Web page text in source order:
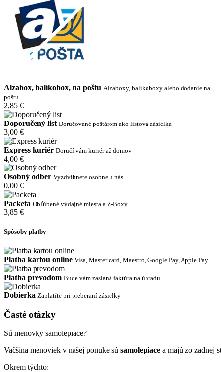
Alzabox, balíkobox, na poštu Alzaboxy, balíkoboxy alebo dodanie na
poštu
2,85 €
Doporučený list Doručované poštárom ako listová zásielka
3,00 €
Express kuriér Doručí vám kuriér až domov
4,00 €
Osobný odber Vyzdvihnete osobne u nás
0,00 €
Packeta Obľúbené výdajné miesta a Z-Boxy
3,85 €
Spôsoby platby
Platba kartou online Visa, Master card, Maestro, Google Pay, Apple Pay
Platba prevodom Bude vám zaslaná faktúra na úhradu
Dobierka Zaplatíte pri preberaní zásielky
Časté otázky
Sú menovky samolepiace?
Vačšina menoviek v našej ponuke sú samolepiace a majú zo zadnej
Okrem týchto: